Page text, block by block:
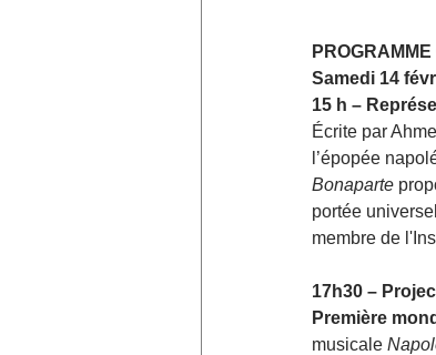
Samedi 14
15 h –
Écrite par
l’épopée
Bonaparte
portée
membre de
17h30 –
Première
musicale